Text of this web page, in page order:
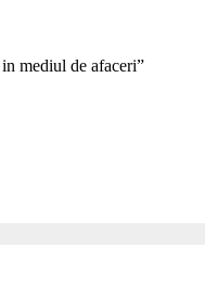
mediul de afaceri”